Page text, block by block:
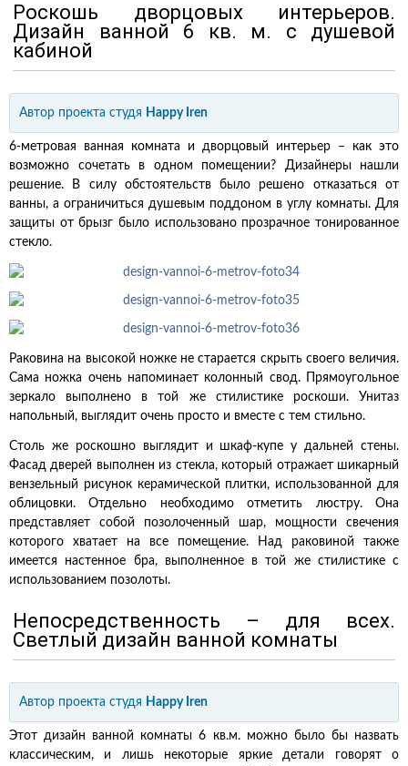
Роскошь дворцовых интерьеров.
Дизайн ванной 6 кв. м. с душевой
кабиной
Автор проекта студя Happy Iren
6-метровая ванная комната и дворцовый интерьер – как это
возможно сочетать в одном помещении? Дизайнеры нашли
решение. В силу обстоятельств было решено отказаться от
ванны, а ограничиться душевым поддоном в углу комнаты. Для
защиты от брызг было использовано прозрачное тонированное
стекло.
Раковина на высокой ножке не старается скрыть своего величия.
Сама ножка очень напоминает колонный свод. Прямоугольное
зеркало выполнено в той же стилистике роскоши. Унитаз
напольный, выглядит очень просто и вместе с тем стильно.
Столь же роскошно выглядит и шкаф-купе у дальней стены.
Фасад дверей выполнен из стекла, который отражает шикарный
вензельный рисунок керамической плитки, использованной для
облицовки. Отдельно необходимо отметить люстру. Она
представляет собой позолоченный шар, мощности свечения
которого хватает на все помещение. Над раковиной также
имеется настенное бра, выполненное в той же стилистике с
использованием позолоты.
Непосредственность – для всех.
Светлый дизайн ванной комнаты
Автор проекта студя Happy Iren
Этот дизайн ванной комнаты 6 кв.м. можно было бы назвать
классическим, и лишь некоторые яркие детали говорят о